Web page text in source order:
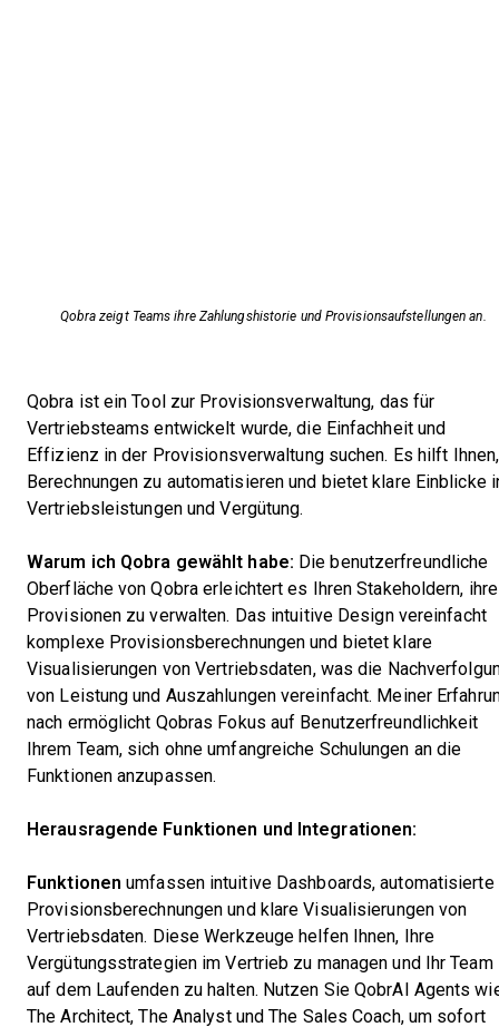
Qobra zeigt Teams ihre Zahlungshistorie und Provisionsaufstellungen an.
Qobra ist ein Tool zur Provisionsverwaltung, das für
Vertriebsteams entwickelt wurde, die Einfachheit und
Effizienz in der Provisionsverwaltung suchen. Es hilft Ihnen,
Berechnungen zu automatisieren und bietet klare Einblicke
Vertriebsleistungen und Vergütung.
Warum ich Qobra gewählt habe: Die benutzerfreundliche
Oberfläche von Qobra erleichtert es Ihren Stakeholdern, ihre
Provisionen zu verwalten. Das intuitive Design vereinfacht
komplexe Provisionsberechnungen und bietet klare
Visualisierungen von Vertriebsdaten, was die
von Leistung und Auszahlungen vereinfacht. Meiner
nach ermöglicht Qobras Fokus auf Benutzerfreundlichkeit
Ihrem Team, sich ohne umfangreiche Schulungen an die
Funktionen anzupassen.
Herausragende Funktionen und Integrationen:
Funktionen umfassen intuitive Dashboards, automatisierte
Provisionsberechnungen und klare Visualisierungen von
Vertriebsdaten. Diese Werkzeuge helfen Ihnen, Ihre
Vergütungsstrategien im Vertrieb zu managen und Ihr Team
auf dem Laufenden zu halten. Nutzen Sie QobrAI Agents
The Architect, The Analyst und The Sales Coach, um sofort